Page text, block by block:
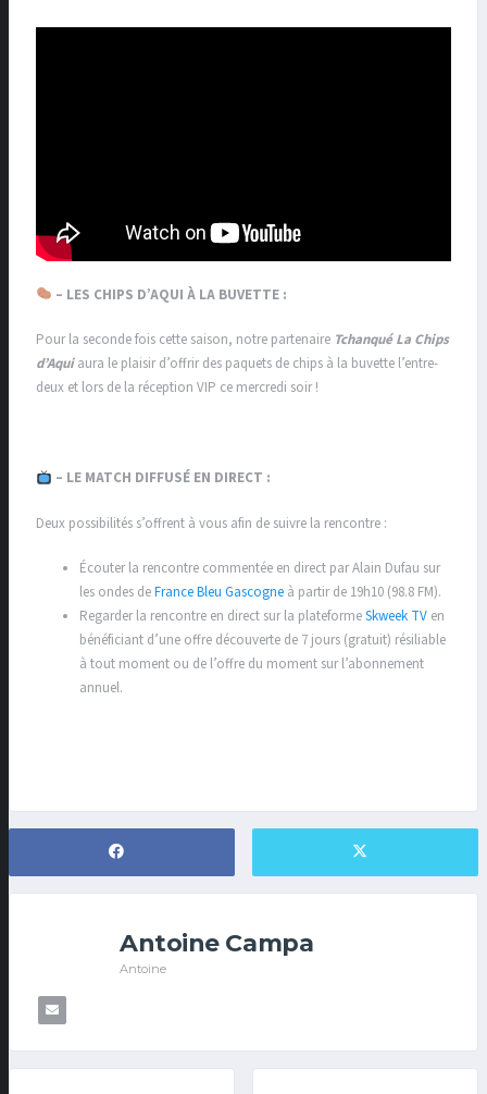
– LES CHIPS D’AQUI À LA BUVETTE :
Pour la seconde fois cette saison, notre partenaire Tchanqué La Chips
d’Aquiaura le plaisir d’offrir des paquets de chips à la buvette l’entre-
deux et lors de la réception VIP ce mercredi soir !
– LE MATCH DIFFUSÉ EN DIRECT :
Deux possibilités s’offrent à vous afin de suivre la rencontre :
Écouter la rencontre commentée en direct par Alain Dufau sur
les ondes deFrance Bleu Gascogne à partir de 19h10 (98.8 FM).
Regarder la rencontre en direct sur la plateformeSkweek TV en
bénéficiant d’une offre découverte de 7 jours (gratuit) résiliable
à tout moment ou de l’offre du moment sur l’abonnement
annuel.
Antoine Campa
Antoine